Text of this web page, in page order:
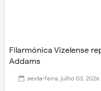
Filarmónica Vizelense
Addams
sexta-feira, julho 03, 2026